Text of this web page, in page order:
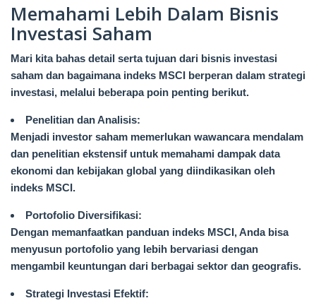
Memahami Lebih Dalam Bisnis
Investasi Saham
Mari kita bahas detail serta tujuan dari bisnis investasi
saham dan bagaimana indeks MSCI berperan dalam strategi
investasi, melalui beberapa poin penting berikut.
Penelitian dan Analisis:
Menjadi investor saham memerlukan wawancara mendalam
dan penelitian ekstensif untuk memahami dampak data
ekonomi dan kebijakan global yang diindikasikan oleh
indeks MSCI.
Portofolio Diversifikasi:
Dengan memanfaatkan panduan indeks MSCI, Anda bisa
menyusun portofolio yang lebih bervariasi dengan
mengambil keuntungan dari berbagai sektor dan geografis.
Strategi Investasi Efektif: